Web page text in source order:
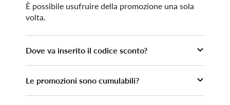
È possibile usufruire della promozione una sola
volta.
Dove va inserito il codice sconto?
inoltrare l'ordine nella sezione Carrello,
Le promozioni sono cumulabili?